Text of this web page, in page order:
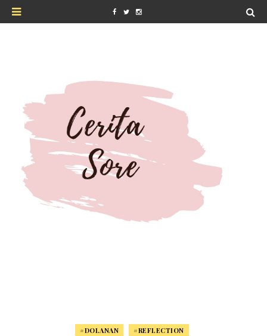
#DOLANAN #REFLECTION